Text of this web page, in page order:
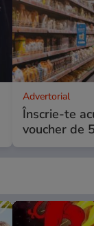
Advertorial
Înscrie-te
voucher de